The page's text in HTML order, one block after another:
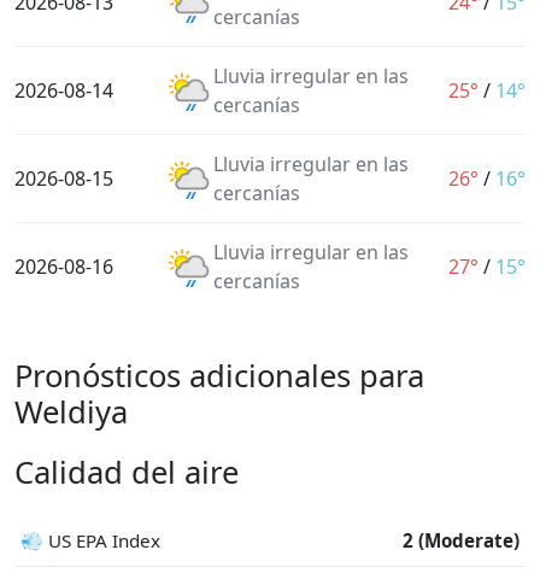
cercanías
2026-08-14
Lluvia irregular en las
cercanías
25° / 14°
2026-08-15
Lluvia irregular en las
cercanías
26° / 16°
2026-08-16
Lluvia irregular en las
cercanías
27° / 15°
Pronósticos adicionales para
Weldiya
Calidad del aire
💨 US EPA Index 2 (Moderate)